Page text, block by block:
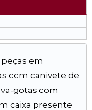
em
com canivete de
gotas com
caixa presente